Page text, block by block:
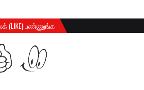
(LIKE) பண்ணுங்க